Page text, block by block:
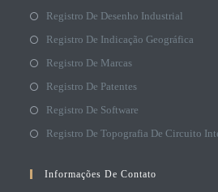
Registro De Desenho Industrial
Registro De Indicação Geográfica
Registro De Marcas
Registro De Patentes
Registro De Software
Registro De Topografia De Circuito
Informações De Contato